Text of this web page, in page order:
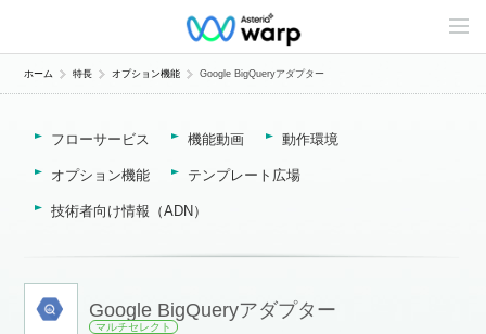
C
n
e
ホーム 特長 オプション機能 Google BigQueryアダプター
フローサービス 機能動画 動作環境
オプション機能 テンプレート広場
技術者向け情報（ADN）
Google BigQueryアダプター
マルチセレクト